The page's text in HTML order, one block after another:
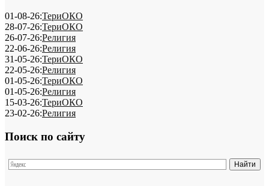
01-08-26:ТериОКО
28-07-26:ТериОКО
26-07-26:Религия
22-06-26:Религия
31-05-26:ТериОКО
22-05-26:Религия
01-05-26:ТериОКО
01-05-26:Религия
15-03-26:ТериОКО
23-02-26:Религия
Поиск по сайту